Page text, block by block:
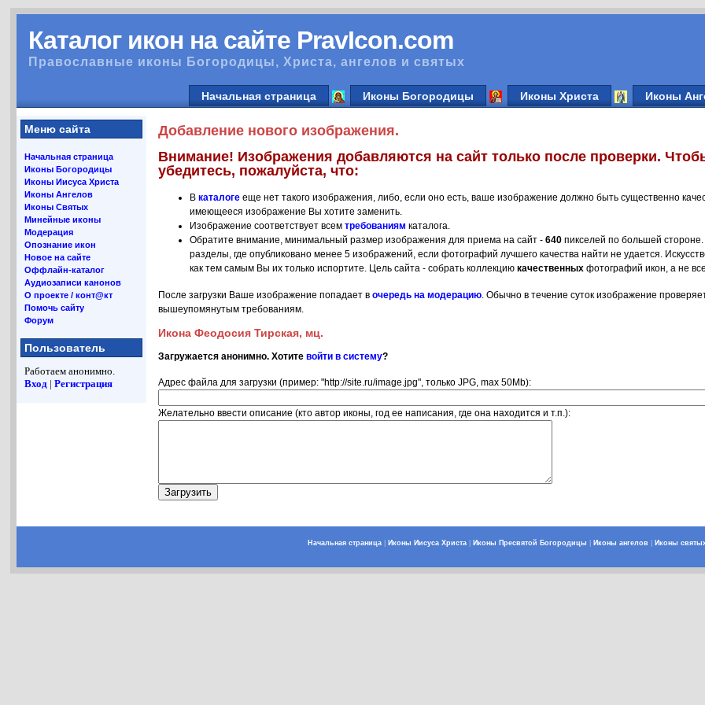
Каталог икон на сайте PravIcon.com
Православные иконы Богородицы, Христа, ангелов и святых
Начальная страница Иконы Богородицы Иконы Христа Иконы
Меню сайта
Начальная страница
Иконы Богородицы
Иконы Иисуса Христа
Иконы Ангелов
Иконы Святых
Минейные иконы
Модерация
Опознание икон
Новое на сайте
Оффлайн-каталог
Аудиозаписи канонов
О проекте / конт@кт
Помочь сайту
Форум
Пользователь
Работаем анонимно.
Вход |Регистрация
Добавление нового изображения.
Внимание! Изображения добавляются на сайт только после проверки.
убедитесь, пожалуйста, что:
Вкаталоге еще нет такого изображения, либо, если оно есть, ваше изображение должно быть существенно
имеющееся изображение Вы хотите заменить.
Изображение соответствует всемтребованиям каталога.
Обратите внимание, минимальный размер изображения для приема на сайт -640 пикселей по большей
разделы, где опубликовано менее 5 изображений, если фотографий лучшего качества найти не удается.
как тем самым Вы их только испортите. Цель сайта - собрать коллекциюкачественных фотографий икон, а не
После загрузки Ваше изображение попадает вочередь на модерацию. Обычно в течение суток изображение
вышеупомянутым требованиям.
Икона Феодосия Тирская, мц.
Загружается анонимно. Хотитевойти в систему?
Адрес файла для загрузки (пример: "http://site.ru/image.jpg", только JPG, max 50Mb):
Желательно ввести описание (кто автор иконы, год ее написания, где она находится и т.п.):
Начальная страница Иконы Иисуса Христа Иконы Пресвятой Богородицы Иконы ангелов Иконы